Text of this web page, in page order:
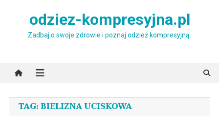
odziez-kompresyjna.pl
Zadbaj o swoje zdrowie i poznaj odzież kompresyjną.
TAG:BIELIZNA UCISKOWA